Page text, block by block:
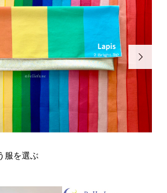
た目にするには？〜予告編〜
